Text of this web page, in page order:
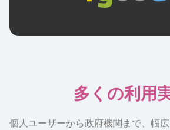
多くの利用
個人ユーザーから政府機関まで、幅